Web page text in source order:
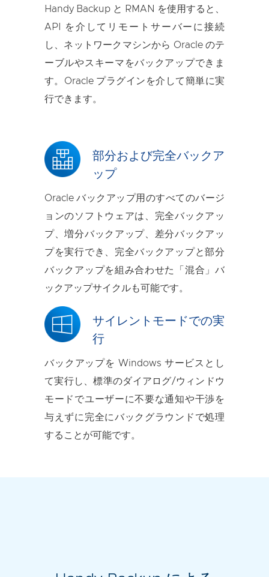
Handy Backup と RMAN を使用すると、
API を介してリモートサーバーに接続
し、ネットワークマシンから Oracle のテ
ーブルやスキーマをバックアップできま
す。Oracle プラグインを介して簡単に実
行できます。
部分および完全バックア
ップ
Oracle バックアップ用のすべてのバージ
ョンのソフトウェアは、完全バックアッ
プ、増分バックアップ、差分バックアッ
プを実行でき、完全バックアップと部分
バックアップを組み合わせた「混合」バ
ックアップサイクルも可能です。
サイレントモードでの実
行
バックアップを Windows サービスとし
て実行し、標準のダイアログ/ウィンドウ
モードでユーザーに不要な通知や干渉を
与えずに完全にバックグラウンドで処理
することが可能です。